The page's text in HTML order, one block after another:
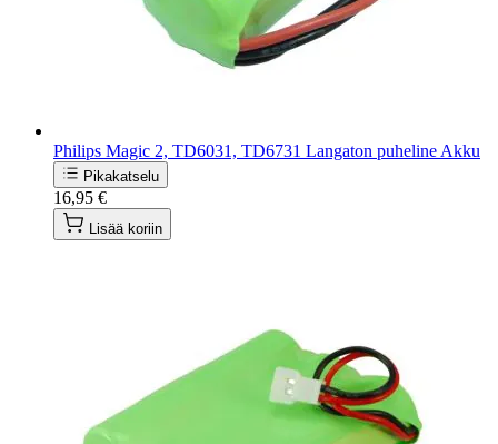
Philips Magic 2, TD6031, TD6731 Langaton puheline Akku
Pikakatselu
16,95 €
Lisää koriin